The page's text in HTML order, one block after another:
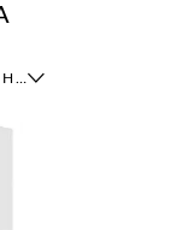
ΠΡΟΚΑΘΟΡΙΣΜΈΝΗ ΤΑΞΙΝΌΜΗΣΗ